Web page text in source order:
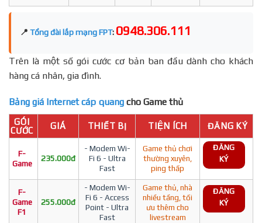
📍 Tổng đài lắp mạng FPT: 0948.306.111
Trên là một số gói cước cơ bản ban đầu dành cho khách
hàng cá nhân, gia đình.
Bảng giá Internet cáp quang cho Game thủ
GÓI
CƯỚC
GIÁ THIẾT BỊ TIỆN ÍCH ĐĂNG KÝ
F-
Game
235.000đ
- Modem Wi-
Fi 6 - Ultra
Fast
Game thủ chơi
thường xuyên,
ping thấp
ĐĂNG
KÝ
F-
Game
F1
255.000đ
- Modem Wi-
Fi 6 - Access
Point - Ultra
Fast
Game thủ, nhà
nhiều tầng, tối
ưu thêm cho
livestream
ĐĂNG
KÝ